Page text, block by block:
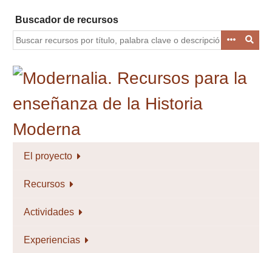
contenido
principal
Buscador de recursos
El proyecto
Recursos
Actividades
Experiencias